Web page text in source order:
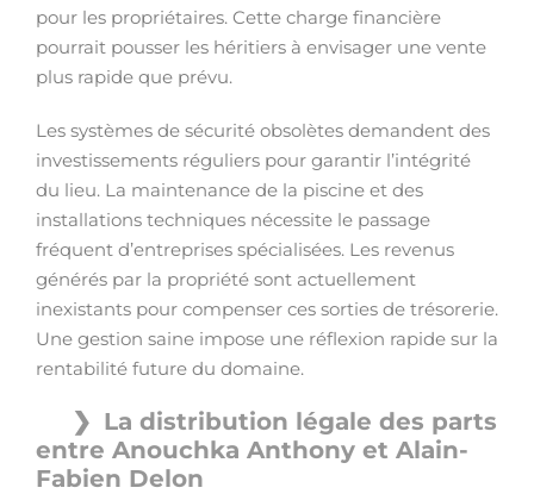
pour les propriétaires. Cette charge financière
pourrait pousser les héritiers à envisager une vente
plus rapide que prévu.
Les systèmes de sécurité obsolètes demandent des
investissements réguliers pour garantir l’intégrité
du lieu. La maintenance de la piscine et des
installations techniques nécessite le passage
fréquent d’entreprises spécialisées. Les revenus
générés par la propriété sont actuellement
inexistants pour compenser ces sorties de trésorerie.
Une gestion saine impose une réflexion rapide sur la
rentabilité future du domaine.
La distribution légale des parts
entre Anouchka Anthony et Alain-
Fabien Delon